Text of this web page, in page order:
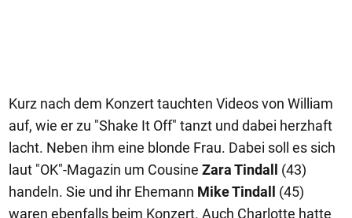
Kurz nach dem Konzert tauchten Videos von William
auf, wie er zu "Shake It Off" tanzt und dabei herzhaft
lacht. Neben ihm eine blonde Frau. Dabei soll es sich
laut "OK"-Magazin um Cousine Zara Tindall
(43)
handeln. Sie und ihr Ehemann Mike Tindall
(45)
waren ebenfalls beim Konzert. Auch Charlotte hatte